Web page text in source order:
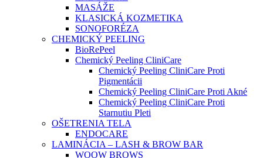
MASÁŽE
KLASICKÁ KOZMETIKA
SONOFORÉZA
CHEMICKÝ PEELING
BioRePeel
Chemický Peeling CliniCare
Chemický Peeling CliniCare Proti
Pigmentácii
Chemický Peeling CliniCare Proti Akné
Chemický Peeling CliniCare Proti
Starnutiu Pleti
OŠETRENIA TELA
ENDOCARE
LAMINÁCIA – LASH & BROW BAR
WOOW BROWS